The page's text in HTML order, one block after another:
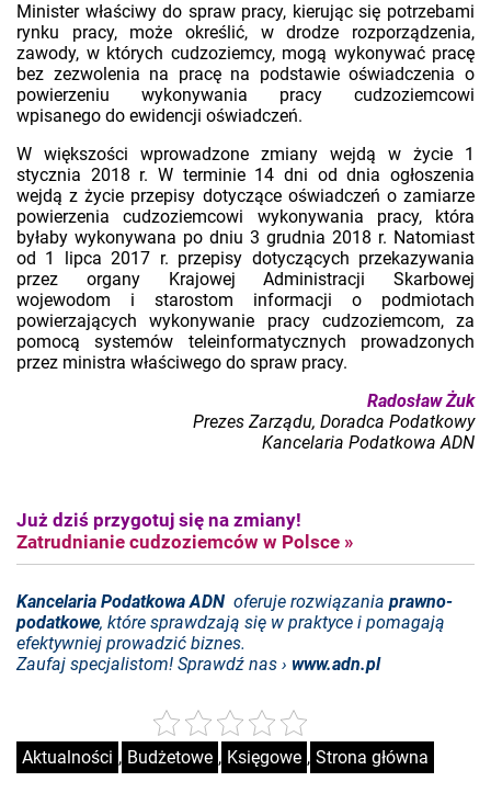
Minister właściwy do spraw pracy, kierując się potrzebami
rynku pracy, może określić, w drodze rozporządzenia,
zawody, w których cudzoziemcy, mogą wykonywać pracę
bez zezwolenia na pracę na podstawie oświadczenia o
powierzeniu wykonywania pracy cudzoziemcowi
wpisanego do ewidencji oświadczeń.
W większości wprowadzone zmiany wejdą w życie 1
stycznia 2018 r. W terminie 14 dni od dnia ogłoszenia
wejdą z życie przepisy dotyczące oświadczeń o zamiarze
powierzenia cudzoziemcowi wykonywania pracy, która
byłaby wykonywana po dniu 3 grudnia 2018 r. Natomiast
od 1 lipca 2017 r. przepisy dotyczących przekazywania
przez organy Krajowej Administracji Skarbowej
wojewodom i starostom informacji o podmiotach
powierzających wykonywanie pracy cudzoziemcom, za
pomocą systemów teleinformatycznych prowadzonych
przez ministra właściwego do spraw pracy.
Radosław Żuk
Prezes Zarządu, Doradca Podatkowy
Kancelaria Podatkowa ADN
Już dziś przygotuj się na zmiany!
Zatrudnianie cudzoziemców w Polsce »
Kancelaria Podatkowa ADN oferuje rozwiązania prawno-
podatkowe, które sprawdzają się w praktyce i pomagają
efektywniej prowadzić biznes.
Zaufaj specjalistom! Sprawdź nas › www.adn.pl
Aktualności , Budżetowe , Księgowe , Strona główna